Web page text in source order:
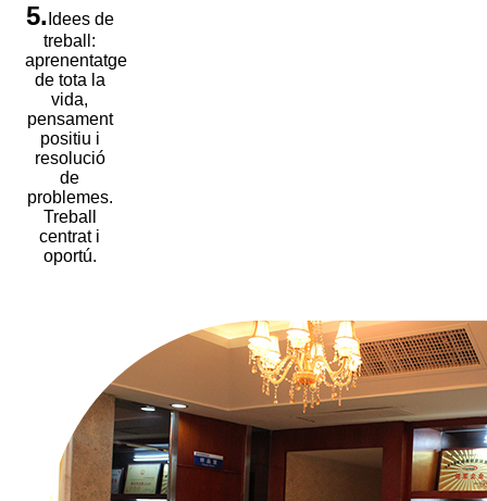
5. Idees de
treball:
aprenentatge
de tota la
vida,
pensament
positiu i
resolució
de
problemes.
Treball
centrat i
oportú.